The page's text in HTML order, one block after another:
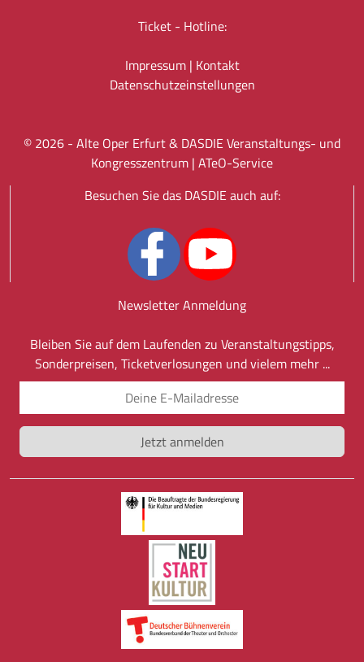
Ticket - Hotline:
Impressum| Kontakt
Datenschutz­einstellungen
© 2026 - Alte Oper Erfurt & DASDIE Veranstaltungs- und
Kongresszentrum | ATeO-Service
Besuchen Sie das DASDIE auch auf:
Newsletter Anmeldung
Bleiben Sie auf dem Laufenden zu Veranstaltungstipps,
Sonderpreisen, Ticketverlosungen und vielem mehr ...